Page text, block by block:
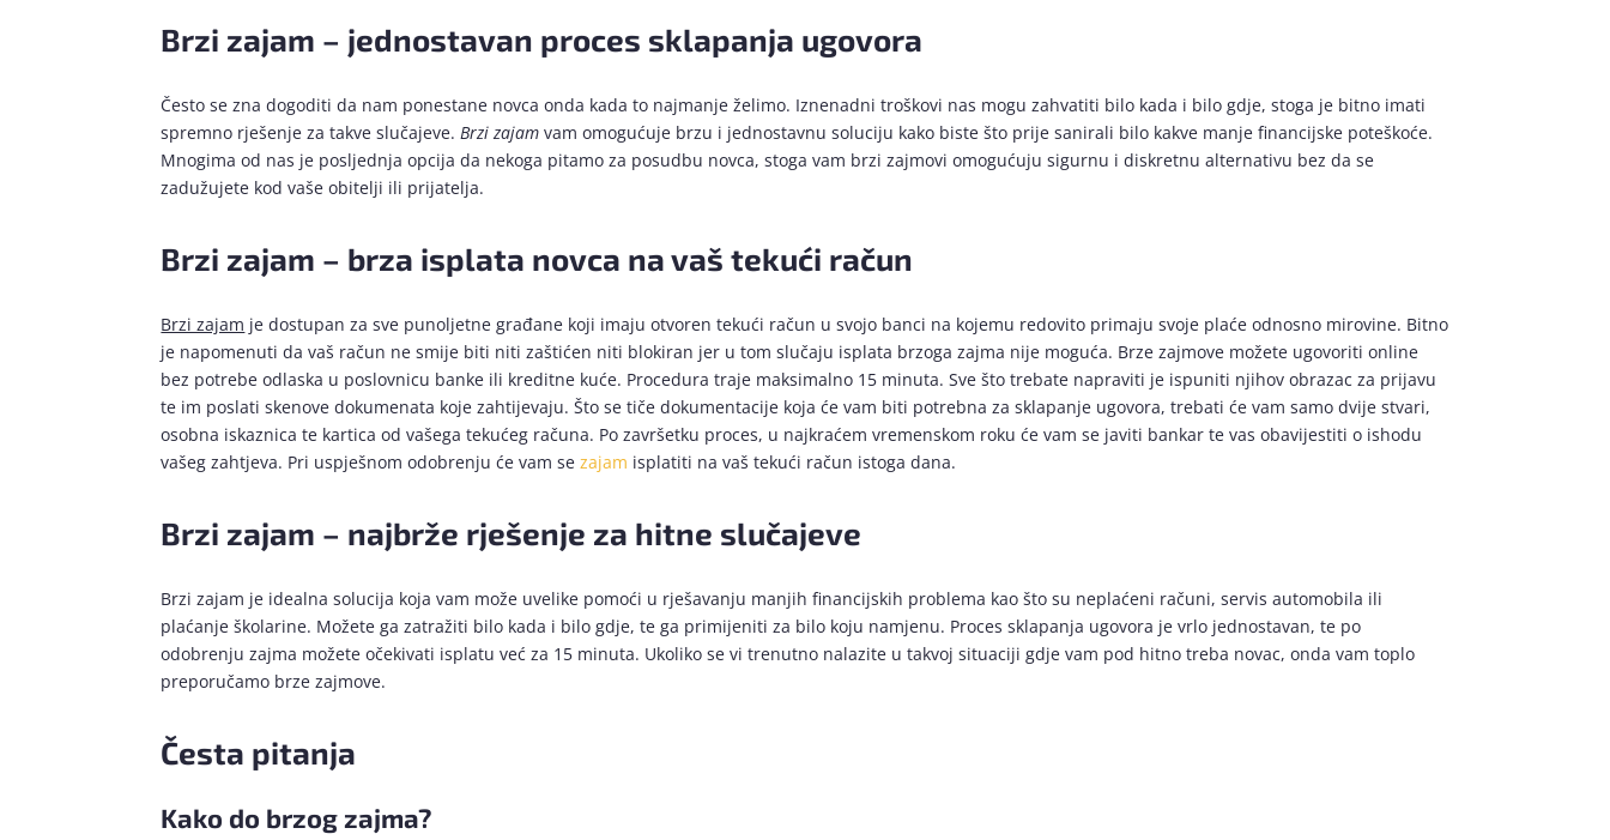
Brzi zajam – jednostavan proces sklapanja ugovora
Često se zna dogoditi da nam ponestane novca onda kada to najmanje želimo. Iznenadni troškovi nas mogu zahvatiti bilo kada i bilo gdje, stoga je bitno imati
spremno rješenje za takve slučajeve.Brzi zajam vam omogućuje brzu i jednostavnu soluciju kako biste što prije sanirali bilo kakve manje financijske poteškoće.
Mnogima od nas je posljednja opcija da nekoga pitamo za posudbu novca, stoga vam brzi zajmovi omogućuju sigurnu i diskretnu alternativu bez da se
zadužujete kod vaše obitelji ili prijatelja.
Brzi zajam – brza isplata novca na vaš tekući račun
Brzi zajam je dostupan za sve punoljetne građane koji imaju otvoren tekući račun u svojo banci na kojemu redovito primaju svoje plaće odnosno mirovine. Bitno
je napomenuti da vaš račun ne smije biti niti zaštićen niti blokiran jer u tom slučaju isplata brzoga zajma nije moguća. Brze zajmove možete ugovoriti online
bez potrebe odlaska u poslovnicu banke ili kreditne kuće. Procedura traje maksimalno 15 minuta. Sve što trebate napraviti je ispuniti njihov obrazac za prijavu
te im poslati skenove dokumenata koje zahtijevaju. Što se tiče dokumentacije koja će vam biti potrebna za sklapanje ugovora, trebati će vam samo dvije stvari,
osobna iskaznica te kartica od vašega tekućeg računa. Po završetku proces, u najkraćem vremenskom roku će vam se javiti bankar te vas obavijestiti o ishodu
vašeg zahtjeva. Pri uspješnom odobrenju će vam sezajam isplatiti na vaš tekući račun istoga dana.
Brzi zajam – najbrže rješenje za hitne slučajeve
Brzi zajam je idealna solucija koja vam može uvelike pomoći u rješavanju manjih financijskih problema kao što su neplaćeni računi, servis automobila ili
plaćanje školarine. Možete ga zatražiti bilo kada i bilo gdje, te ga primijeniti za bilo koju namjenu. Proces sklapanja ugovora je vrlo jednostavan, te po
odobrenju zajma možete očekivati isplatu već za 15 minuta. Ukoliko se vi trenutno nalazite u takvoj situaciji gdje vam pod hitno treba novac, onda vam toplo
preporučamo brze zajmove.
Česta pitanja
Kako do brzog zajma?